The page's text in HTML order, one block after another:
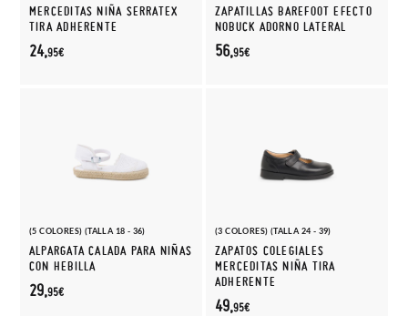
MERCEDITAS NIÑA SERRATEX
TIRA ADHERENTE
24,95€
ZAPATILLAS BAREFOOT EFECTO
NOBUCK ADORNO LATERAL
56,95€
(5 COLORES) (TALLA 18 - 36)
ALPARGATA CALADA PARA NIÑAS
CON HEBILLA
29,95€
(3 COLORES) (TALLA 24 - 39)
ZAPATOS COLEGIALES
MERCEDITAS NIÑA TIRA
ADHERENTE
49,95€